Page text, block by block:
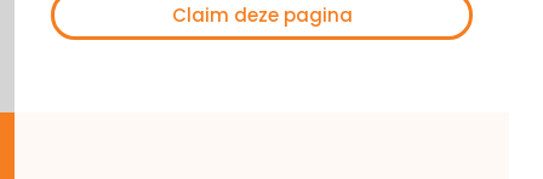
Claim deze pagina